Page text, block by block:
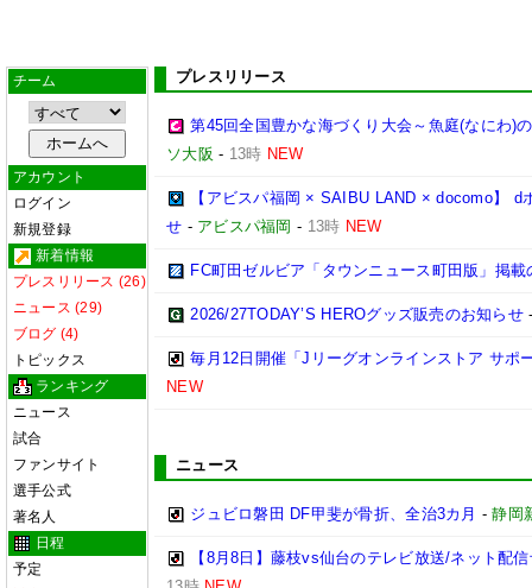
チーム
アカウント
ログイン
新規登録
新着情報
プレスリリース (26)
ニュース (29)
ブログ (4)
トピックス
ランキング
ニュース
試合
ファンサイト
選手公式
著名人
日程
予定
プレスリリース
第45回全国豊かな海づくり大会～魚庭(なにわ)
ソ大阪 - 13時 NEW
【アビスパ福岡 × SAIBU LAND × docomo】
せ - アビスパ福岡 - 13時 NEW
FC町田ゼルビア「タウンニュース町田版」掲載
2026/27TODAY’S HEROグッズ販売のお知らせ
毎月12日開催「Jリーグオンラインストア サポ
NEW
ニュース
ジュビロ磐田 DF甲斐が骨折、全治3カ月 -静岡
【8月8日】藤枝vs仙台のテレビ放送/ネット配